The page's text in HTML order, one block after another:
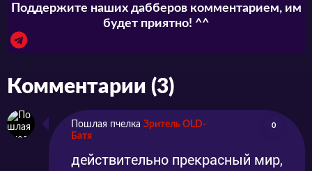
Поддержите наших дабберов комментарием, им
будет приятно! ^^
Комментарии (3)
Пошлая пчелка Зритель OLD-
Батя
0
действительно прекрасный мир,